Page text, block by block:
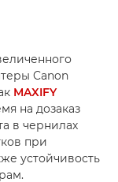
Canon
MAXIFY
на дозаказ
в чернилах
при
устойчивость